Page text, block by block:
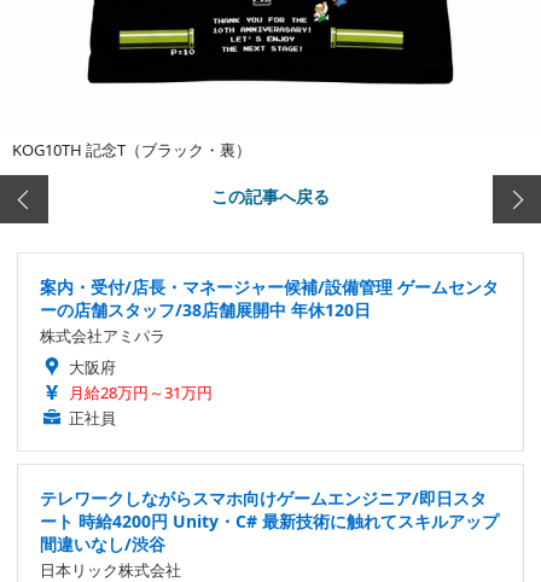
KOG10TH 記念T（ブラック・裏）
この記事へ戻る
案内・受付/店長・マネージャー候補/設備管理 ゲームセンタ
ーの店舗スタッフ/38店舗展開中 年休120日
株式会社アミパラ
大阪府
月給28万円～31万円
正社員
テレワークしながらスマホ向けゲームエンジニア/即日スタ
ート 時給4200円 Unity・C# 最新技術に触れてスキルアップ
間違いなし/渋谷
日本リック株式会社